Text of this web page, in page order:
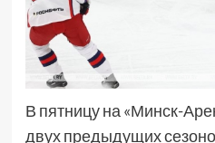
В пятницу на «Минск-
двух предыдущих